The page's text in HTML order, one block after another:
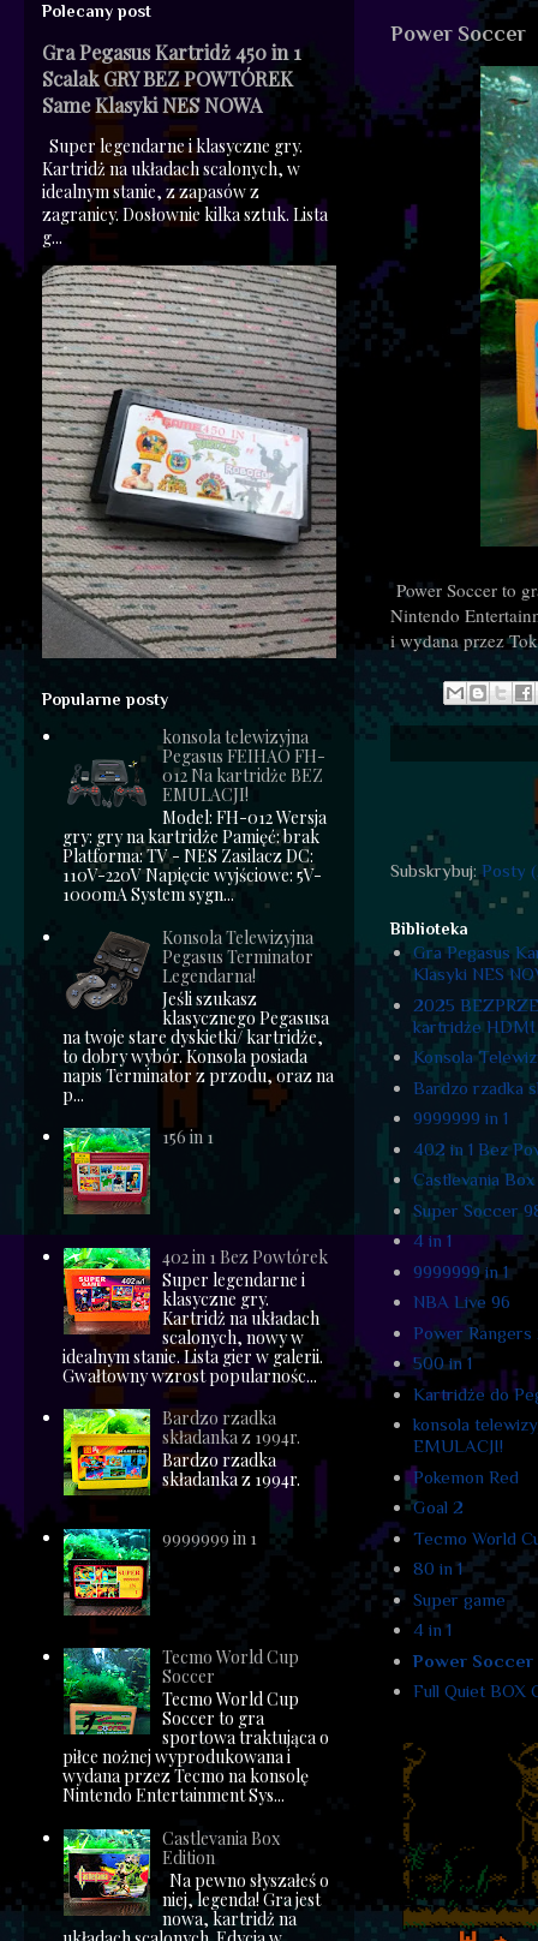
Power Soccer
Power Soccer to
Nintendo
i wydana przez
Subskrybuj: Posty
Biblioteka
Gra Pegasus
Klasyki NES
2025
kartridże HDMI
Konsola
Bardzo rzadka
9999999 in 1
402 in 1 Bez
Castlevania
Super Soccer
4 in 1
9999999 in 1
NBA Live 96
Power Rangers
500 in 1
Kartridże do
konsola
EMULACJI!
Pokemon Red
Goal 2
Tecmo World
80 in 1
Super game
4 in 1
Power Soccer
Full Quiet BOX
Polecany post
Gra Pegasus Kartridż 450 in 1
Scalak GRY BEZ POWTÓREK
Same Klasyki NES NOWA
Super legendarne i klasyczne gry.
Kartridż na układach scalonych, w
idealnym stanie, z zapasów z
zagranicy. Dosłownie kilka sztuk. Lista
g...
Popularne posty
konsola telewizyjna
Pegasus FEIHAO FH-
012 Na kartridże BEZ
EMULACJI!
Model: FH-012 Wersja
gry: gry na kartridże Pamięć: brak
Platforma: TV - NES Zasilacz DC:
110V-220V Napięcie wyjściowe: 5V-
1000mA System sygn...
Konsola Telewizyjna
Pegasus Terminator
Legendarna!
Jeśli szukasz
klasycznego Pegasusa
na twoje stare dyskietki/ kartridże,
to dobry wybór. Konsola posiada
napis Terminator z przodu, oraz na
p...
156 in 1
402 in 1 Bez Powtórek
Super legendarne i
klasyczne gry.
Kartridż na układach
scalonych, nowy w
idealnym stanie. Lista gier w galerii.
Gwałtowny wzrost popularnośc...
Bardzo rzadka
składanka z 1994r.
Bardzo rzadka
składanka z 1994r.
9999999 in 1
Tecmo World Cup
Soccer
Tecmo World Cup
Soccer to gra
sportowa traktująca o
piłce nożnej wyprodukowana i
wydana przez Tecmo na konsolę
Nintendo Entertainment Sys...
Castlevania Box
Edition
Na pewno słyszałeś o
niej, legenda! Gra jest
nowa, kartridż na